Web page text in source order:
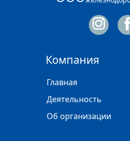
Компания
Главная
Деятельность
Об организации